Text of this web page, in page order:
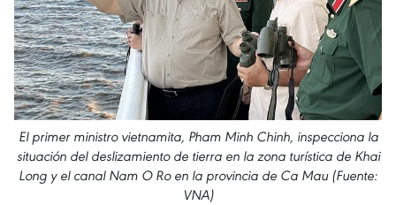
El primer ministro vietnamita, Pham Minh Chinh, inspecciona la
situación del deslizamiento de tierra en la zona turística de Khai
Long y el canal Nam O Ro en la provincia de Ca Mau (Fuente:
VNA)